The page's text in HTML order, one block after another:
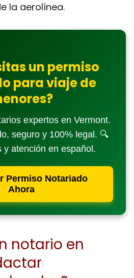
la aerolínea.
un permiso
para viaje de
expertos en Vermont.
seguro y 100% legal. 🔍
y atención en español.
Permiso Notariado
Ahora
notario en